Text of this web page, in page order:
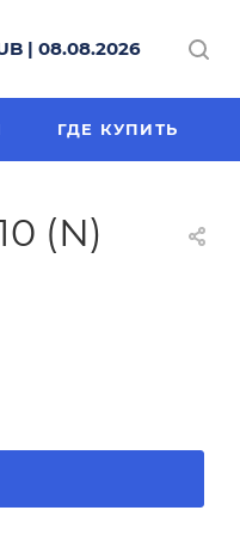
| 08.08.2026
ГДЕ КУПИТЬ
(N)